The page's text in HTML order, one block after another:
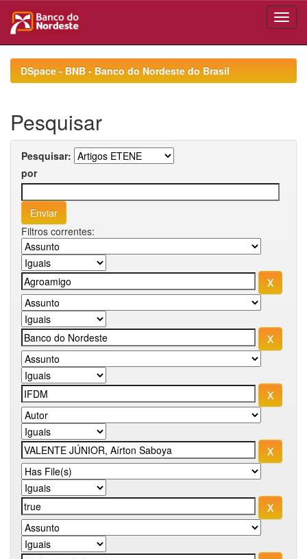
navigationDSpace - BNB - Banco do Nordeste do Brasil
Pesquisar
Pesquisar:
por
Filtros correntes: